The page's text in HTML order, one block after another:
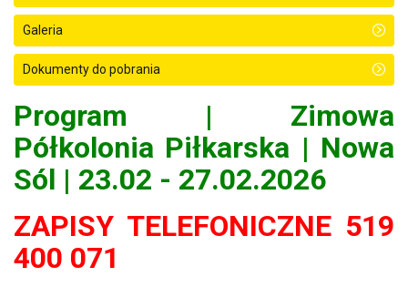
Galeria
Dokumenty do pobrania
Program | Zimowa
Półkolonia Piłkarska | Nowa
Sól | 23.02 - 27.02.2026
ZAPISY TELEFONICZNE 519
400 071